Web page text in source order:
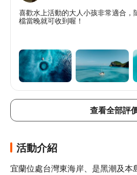
喜歡水上活動的大人小孩非常適合，
檔當晚就可收到喔！
查看全部評
活動介紹
宜蘭位處台灣東海岸、是黑潮及本